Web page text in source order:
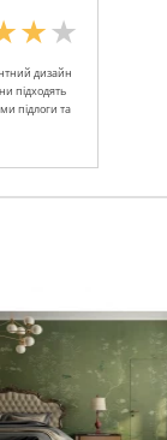
дизайн
підходять
підлоги та